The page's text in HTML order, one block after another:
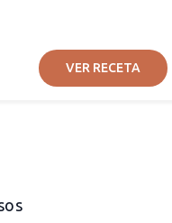
VER RECETA